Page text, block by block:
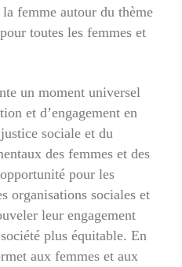
femme autour du thème
toutes les femmes et
un moment universel
et d’engagement en
sociale et du
des femmes et des
pour les
organisations sociales et
leur engagement
plus équitable. En
aux femmes et aux